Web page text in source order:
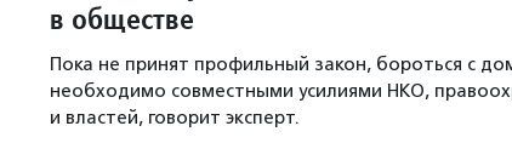
в обществе
Пока не принят профильный закон, бороться с
необходимо совместными усилиями НКО,
и властей, говорит эксперт.